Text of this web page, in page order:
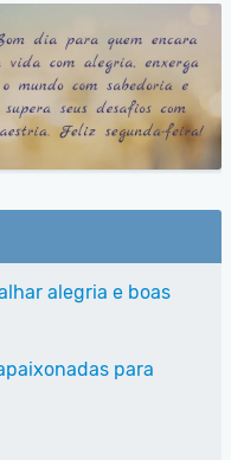
alegria e boas
para